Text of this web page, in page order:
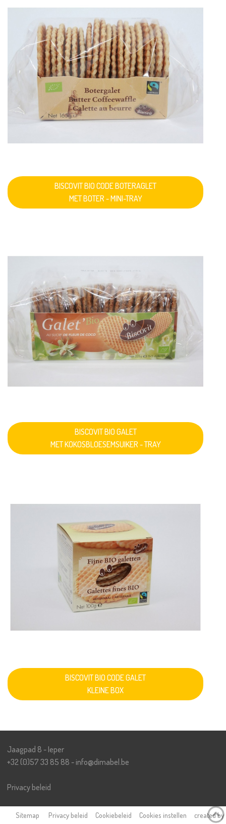
BISCOVIT BIO CODE BOTERAGLET
MET BOTER - MINI-TRAY
BISCOVIT BIO GALET
MET KOKOSBLOESEMSUIKER - TRAY
BISCOVIT BIO CODE GALET
KLEINE BOX
Jaagpad 8 - Ieper
+32 (0)57 33 85 88 - info@dimabe .be
Privacy beleid
Sitemap Privacy beleid Cookiebeleid Cookies instellen
created by